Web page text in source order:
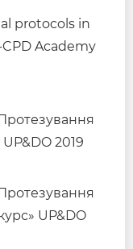
protocols in
Academy
2019
UP&DO